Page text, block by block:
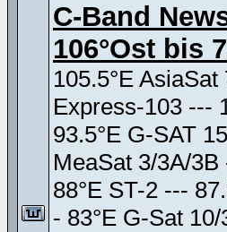
C-Band
106°Ost bis
105.5°E AsiaSat
Express-103 ---
93.5°E G-SAT
MeaSat 3/3A/3B
88°E ST-2 ---
- 83°E G-Sat 10/